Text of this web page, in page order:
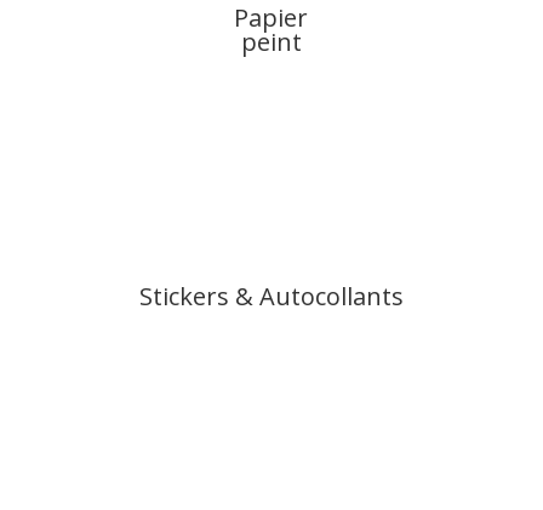
Papier
peint
Stickers & Autocollants